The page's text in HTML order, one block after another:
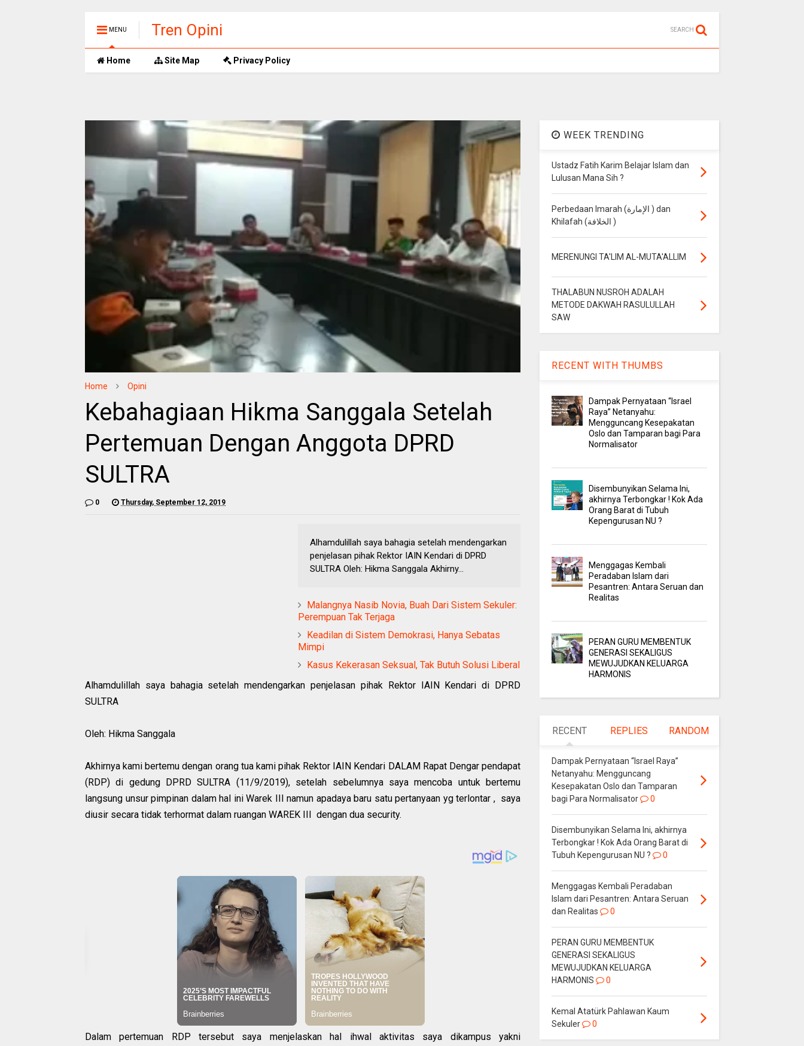
MENU Tren Opini SEARCH
Home Site Map Privacy Policy
Home Opini
Kebahagiaan Hikma Sanggala Setelah
Pertemuan Dengan Anggota DPRD
SULTRA
0 Thursday, September 12, 2019
Alhamdulillah saya bahagia setelah mendengarkan
penjelasan pihak Rektor IAIN Kendari di DPRD
SULTRA Oleh: Hikma Sanggala Akhirny...
Malangnya Nasib Novia, Buah Dari Sistem Sekuler:
Perempuan Tak Terjaga
Keadilan di Sistem Demokrasi, Hanya Sebatas
Mimpi
Kasus Kekerasan Seksual, Tak Butuh Solusi Liberal
Alhamdulillah saya bahagia setelah mendengarkan penjelasan pihak Rektor IAIN Kendari di DPRD
SULTRA
Oleh: Hikma Sanggala
Akhirnya kami bertemu dengan orang tua kami pihak Rektor IAIN Kendari DALAM Rapat Dengar pendapat
(RDP) di gedung DPRD SULTRA (11/9/2019), setelah sebelumnya saya mencoba untuk bertemu
langsung unsur pimpinan dalam hal ini Warek III namun apadaya baru satu pertanyaan yg terlontar , saya
diusir secara tidak terhormat dalam ruangan WAREK III dengan dua security.
Dalam pertemuan RDP tersebut saya menjelaskan hal ihwal aktivitas saya dikampus yakni
WEEK TRENDING
Ustadz Fatih Karim Belajar Islam dan
Lulusan Mana Sih ?
Perbedaan Imarah (الإمارة ) dan
Khilafah (الخلافة )
MERENUNGI TA'LIM AL-MUTA'ALLIM
THALABUN NUSROH ADALAH
METODE DAKWAH RASULULLAH
SAW
RECENT WITH THUMBS
Dampak Pernyataan “Israel
Raya” Netanyahu:
Mengguncang Kesepakatan
Oslo dan Tamparan bagi Para
Normalisator
Disembunyikan Selama Ini,
akhirnya Terbongkar ! Kok Ada
Orang Barat di Tubuh
Kepengurusan NU ?
Menggagas Kembali
Peradaban Islam dari
Pesantren: Antara Seruan dan
Realitas
PERAN GURU MEMBENTUK
GENERASI SEKALIGUS
MEWUJUDKAN KELUARGA
HARMONIS
RECENT REPLIES RANDOM
Dampak Pernyataan “Israel Raya”
Netanyahu: Mengguncang
Kesepakatan Oslo dan Tamparan
bagi Para Normalisator
0
Disembunyikan Selama Ini, akhirnya
Terbongkar ! Kok Ada Orang Barat di
Tubuh Kepengurusan NU ?
0
Menggagas Kembali Peradaban
Islam dari Pesantren: Antara Seruan
dan Realitas
0
PERAN GURU MEMBENTUK
GENERASI SEKALIGUS
MEWUJUDKAN KELUARGA
HARMONIS
0
Kemal Atatürk Pahlawan Kaum
Sekuler
0